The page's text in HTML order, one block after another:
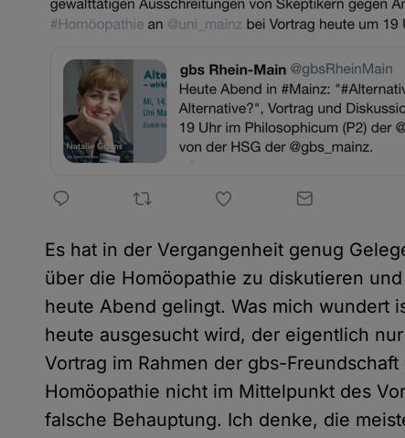
Es hat in der Vergangenheit genug
über die Homöopathie zu diskutieren
heute Abend gelingt. Was mich wundert
heute ausgesucht wird, der eigentlich
Vortrag im Rahmen der gbs-
Homöopathie nicht im Mittelpunkt des
falsche Behauptung. Ich denke, die